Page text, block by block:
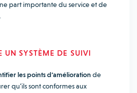
part importante du service et de
UN SYSTÈME DE SUIVI
les points d’amélioration de
qu’ils sont conformes aux